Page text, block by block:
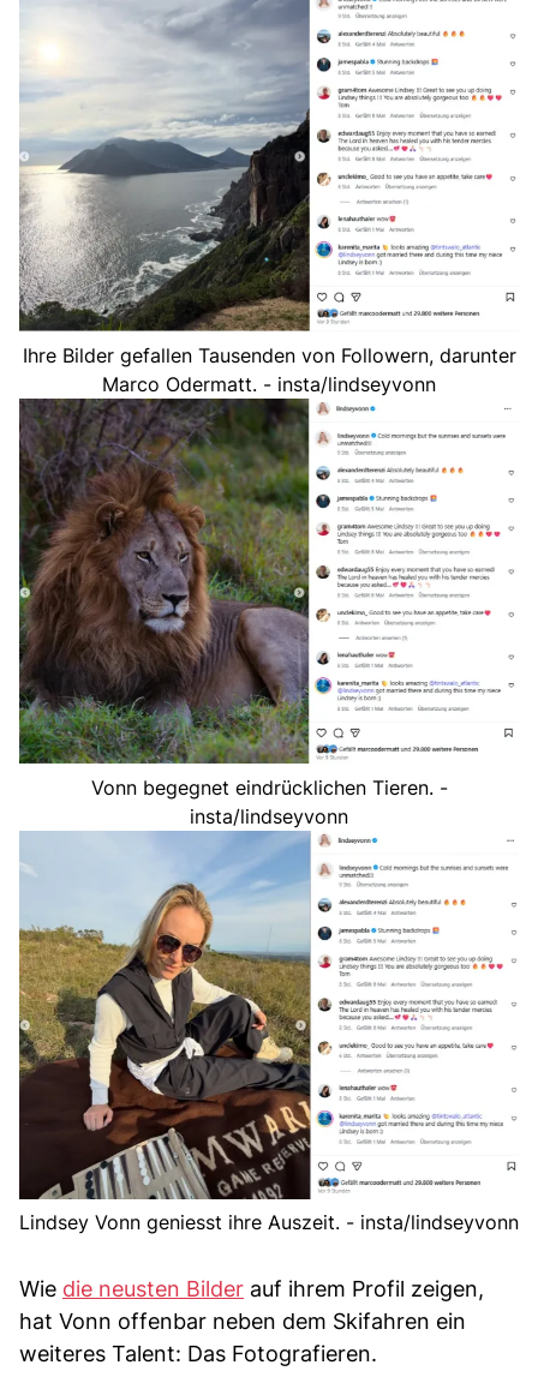
Ihre Bilder gefallen Tausenden von Followern, darunter
Marco Odermatt. - insta/lindseyvonn
Vonn begegnet eindrücklichen Tieren. -
insta/lindseyvonn
Lindsey Vonn geniesst ihre Auszeit. - insta/lindseyvonn
Wie die neusten Bilder auf ihrem Profil zeigen,
hat Vonn offenbar neben dem Skifahren ein
weiteres Talent: Das Fotografieren.